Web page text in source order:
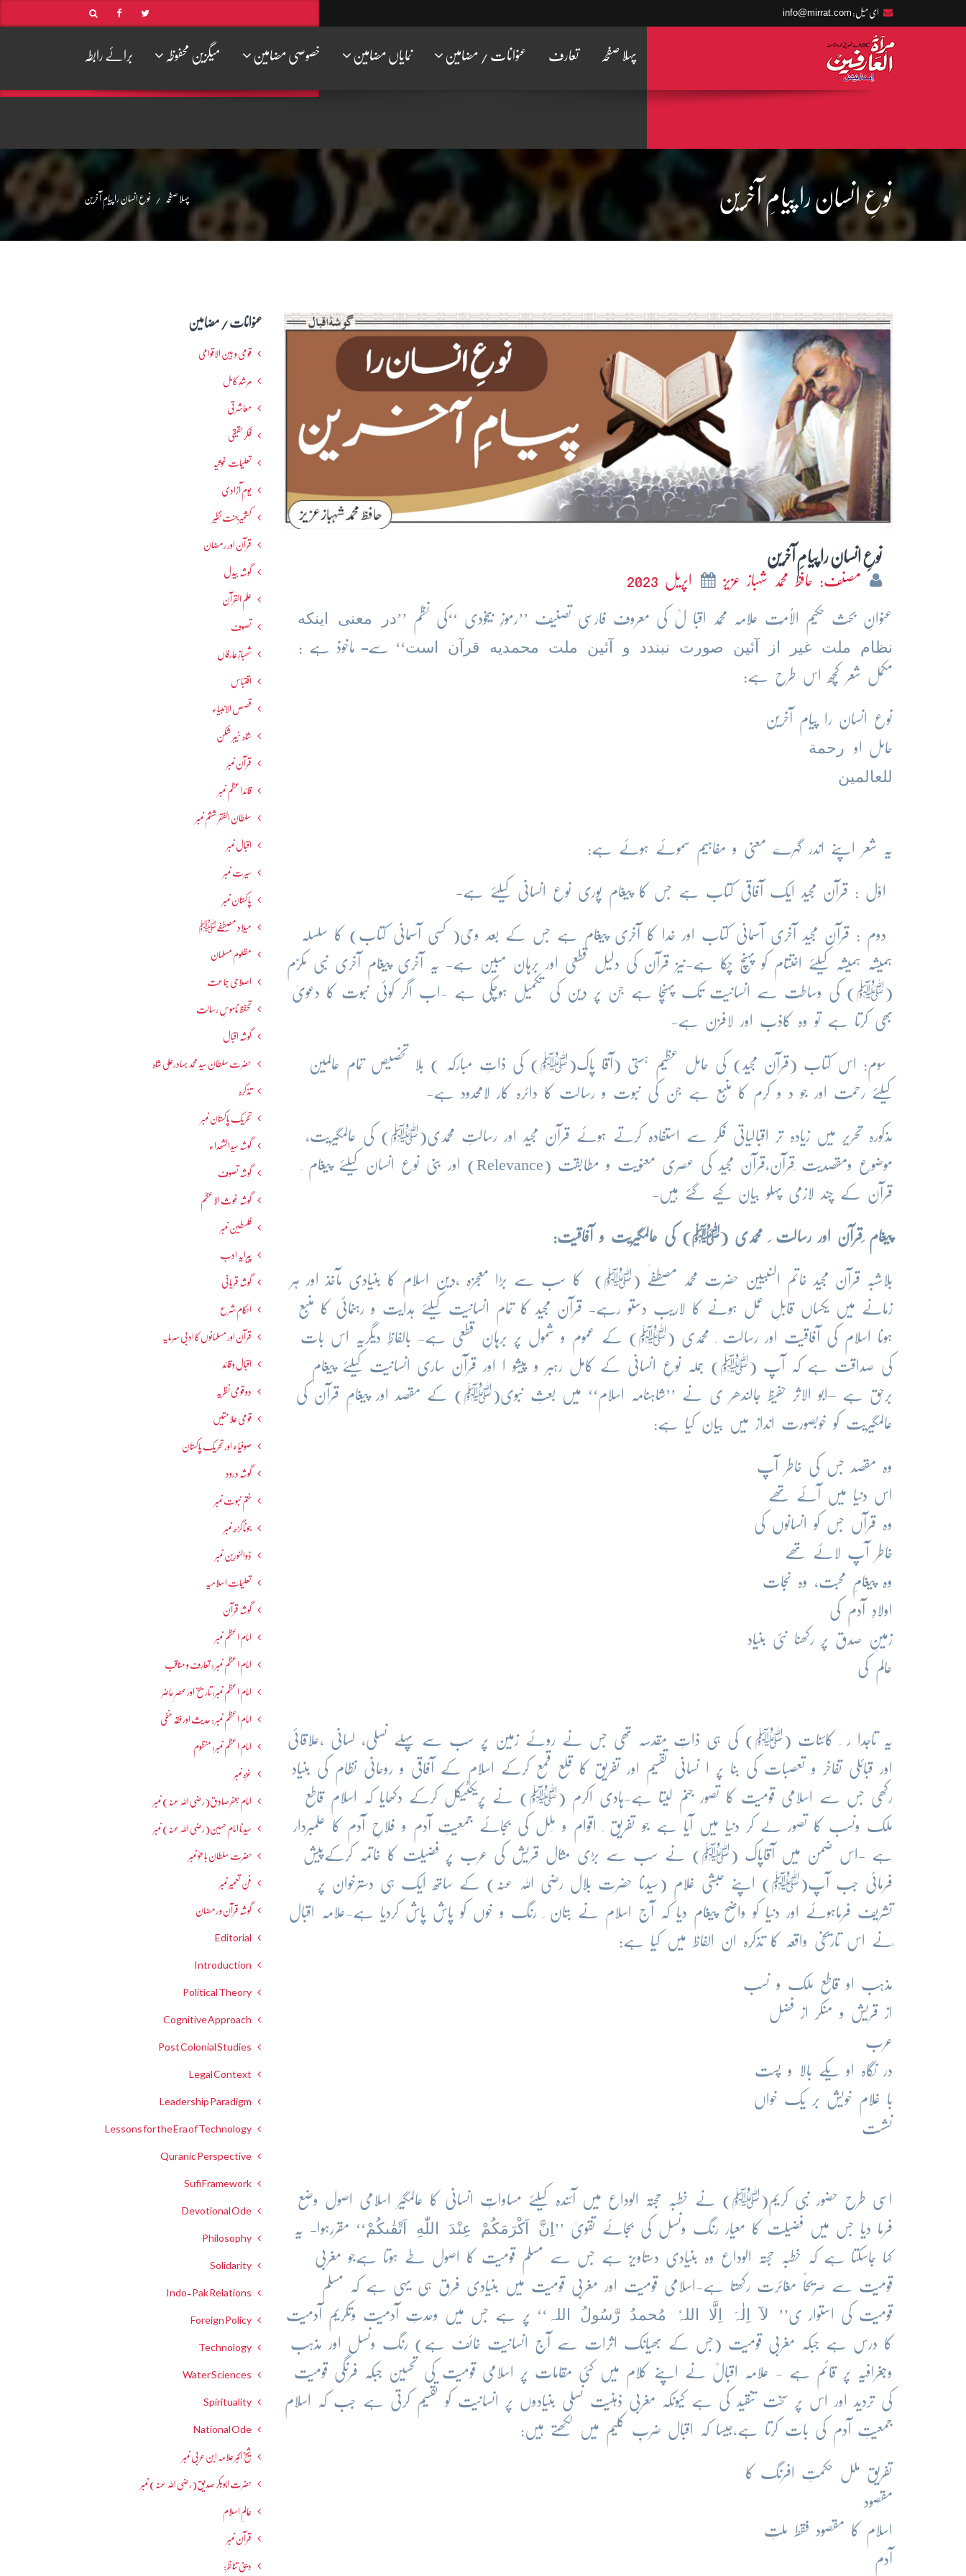
ای میل: info@mirrat.com
پہلا صفحہ تعارف عنوانات / مضامین نمایاں مضامین خصوصی مضامین میگزین محفوظہ برائے رابطہ
نوعِ انسان را پیامِ آخرین پہلا صفحہ نوعِ انسان را پیامِ آخرین
نوعِ انسان را پیامِ آخرین
مصنف: حافظ محمد شہباز عزیز اپریل 2023
عنوانِ بحث حکیم الاُمّت علامہ محمد اقبا لؒ کی معروف فارسی تصنیف ’’رموزِ بیخودی ‘‘کی نظم ’’در معنی اینکه
نظام ملت غیر از آئین صورت نبندد و آئین ملت محمدیه قرآن است‘‘ سے ماخوذ ہے :
مکمل شعر کچھ اس طرح ہے:
نوع انسان را پیام آخرین
حامل او
رحمة
للعالمین
یہ شعر اپنے اندر گہرے معنی و مفاہیم سموئے ہوئے ہے:
اوّل : قرآن مجید ایک آفاقی کتاب ہے جس کا پیغام پوری نوعِ انسانی کیلئے ہے-
دوم : قرآن مجید آخری آسمانی کتاب اور خدا کا آخری پیغام ہے جس کے بعد وحی( کسی آسمانی کتاب) کا سلسلہ
ہمیشہ ہمیشہ کیلئے اختتام کو پہنچ چکا ہے-نیز قرآن کی دلیل قطعی اور برہان مبین ہے- یہ آخری پیغام آخری نبی مکرّم
(ﷺ) کی وساطت سے انسانیت تک پہنچا ہے جن پر دین کی تکمیل ہوچکی ہے -اب اگر کوئی نبوت کا دعویٰ
بھی کرتا ہے تو وہ کاذب اور لافزن ہے-
سوم: اس کتاب (قرآن مجید) کی حامل عظیم ہستی (آقا پاک(ﷺ) کی ذاتِ مبارکہ ) بلا تخصیص تمام عالمین
کیلئے رحمت اور جو د و کرم کا منبع ہے جن کی نبوت و رسالت کا دائرہ کار لامحدود ہے-
مذکورہ تحریر میں زیادہ تر اقبالیاتی فکر سے استفادہ کرتے ہوئے قرآن مجید اور رسالتِ محمدی(ﷺ) کی عالمگیریت،
موضوع ومقصدیت ِقرآن،قرآن مجید کی عصری معنویت و مطابقت (Relevance) اور بنی نوع انسان کیلئے پیغام ِ
قرآن کے چند لازمی پہلو بیان کیے گئے ہیں-
پیغام ِقرآن اور رسالت ِ محمدی (ﷺ) کی عالمگیریت و آفاقیت:
بلاشبہ قرآن مجید خاتم النبیین حضرت محمد مصطفٰے (ﷺ) کا سب سے بڑا معجزہ ،دین اسلام کا بنیادی مآخذ اور ہر
زمانے میں یکساں قابلِ عمل ہونے کا لاریب دستو رہے- قرآن مجید کا تمام انسانیت کیلئے ہدایت و رہنمائی کا منبع
ہونا اسلام کی آفاقیت اور رسالت ِ محمدی (ﷺ) کے عموم و شمول پر برہانِ قطعی ہے- بالفاظِ دیگریہ اس بات
کی صداقت ہے کہ آپ (ﷺ) جملہ نوعِ انسانی کے کامل رہبر و پیشو ا اور قرآن ساری انسانیت کیلئے پیغام
برحق ہے –ابو الاثر حفیظ جالندھر ی نے ’’شاہنامہ اسلام‘‘ میں بعثِ نبوی(ﷺ) کے مقصد اور پیغامِ قرآن کی
عالمگیریت کو خوبصورت انداز میں بیان کیا ہے:
وہ مقصد جس کی خاطر آپ
اس دنیا میں آئے تھے
وہ قرآں جس کو انسانوں کی
خاطر آپ لائے تھے
وہ پیغامِ محبت، وہ نجات
اولادِ آدم کی
زمینِ صدق پر رکھنا نئی بنیاد
عالم کی
یہ تاجدا ر ِ کائنات (ﷺ) کی ہی ذاتِ مقدسہ تھی جس نے روئے زمین پر سب سے پہلے نسلی، لسانی ،علاقائی
اور قبائلی تفاخر و تعصبات کی بنا پر ا نسانی تقسیم اور تفریق کا قلع قمع کرکے اسلام کے آفاقی و روحانی نظام کی بنیاد
رکھی جس سے اسلامی قومیت کا تصور جنم لیتا ہے-ہادی اکرم (ﷺ) نے پریکٹیکل کرکے دکھایا کہ اسلام قاطع
ملک ونسب کا تصور لے کر دنیا میں آیا ہے جو تفریق ِ اقوام و مِلل کی بجائے جمعیتِ آدم و فلاحِ آدم کا علمبردار
ہے -اس ضمن میں آقاپاک (ﷺ) نے سب سے بڑی مثال قریش کی عرب پر فضیلت کا خاتمہ کرکےپیش
فرمائی جب آپ(ﷺ) اپنے حبشی غلام (سیدنا حضرت بلال رضی اللہ عنہ) کے ساتھ ایک ہی دسترخوان پر
تشریف فرماہوئے اور دنیا کو واضح پیغام دیا کہ آج اسلام نے بتان ِ رنگ و خوں کو پاش پاش کردیا ہے-علامہ اقبال
ؒنے اس تاریخی واقعہ کا تذکرہ ان الفاظ میں کیا ہے:
مذہب او قاطع ملک و نسب
از قریش و منکر از فضل
عرب
در نگاہ او یکے بالا و پست
با غلام خویش بر یک خواں
نشست
اسی طرح حضور نبی کریم(ﷺ) نے خطبہ حجتہ الوداع میں آئندہ کیلئے مساواتِ انسانی کا عالمگیر اسلامی اصول وضع
فرما دیا جس میں فضیلت کا معیار رنگ ونسل کی بجائے تقویٰ ’’ اِنَّ اَكْرَمَكُمْ عِنْدَ اللّٰهِ اَتْقٰىكُمْ‘‘ مقررہوا- یہ
کہا جاسکتا ہے کہ خطبہ حجتہ الوداع وہ بنیادی دستاویز ہے جس سے مسلم قومیت کا اصول طے ہوتا ہےجو مغربی
قومیت سے صریحاً مغائرت رکھتا ہے-اسلامی قومیت اور مغربی قومیت میں بنیادی فرق ہی یہی ہے کہ مسلم
قومیت کی استوار ی’’ لآ اِلٰہَ اِلَّا اللہُ مُحمدُ رَّسُولُ اللہ ‘‘ پر ہے جس میں وحدتِ آدمیت وتکریم آدمیت
کا درس ہے جبکہ مغربی قومیت (جس کے بھیانک اثرات سے آج انسانیت خائف ہے) رنگ ونسل اور مذہب
وجغرافیہ پر قائم ہے - علامہ اقبالؒ نے اپنے کلام میں کئی مقامات پر اسلامی قومیت کی تحسین جبکہ فرنگی قومیت
کی تردید اور اس پر سخت تنقید کی ہے کیونکہ مغربی ذہنیت نسلی بنیادوں پر انسانیت کو تقسیم کرتی ہے جب کہ اسلام
جمعیتِ آدم کی بات کرتا ہے،جیسا کہ اقبال ضربِ کلیم میں لکھتے ہیں:
تفریقِ ملل حکمتِ افرنگ کا
مقصود
اسلام کا مقصود فقط ملتِ
آدم
عنوانات / مضامین
قومی و بین الاقوامی
مرشدِ کامل
معاشرتی
فکرحقیقی
تعلیمات غوثیہ
یومِ آزادی
کشمیرجنت نظیر
قرآن اور رمضان
گوشہ بیدل
علم القرآن
تصوف
شھبازِ عارفاں
اقتباس
قصص الانبیاء
شاہ خیبر شکن
قرآن نمبر
قائداعظم نمبر
سلطان الفقر ششم نمبر
اقبال نمبر
سیرت نمبر
پاکستان نمبر
میلاد مصطفےٰﷺ
مظلوم مسلمان
اصلاحی جماعت
تحفظ ناموسِ رسالت
گوشہ اقبال
حضرت سلطان سید محمد بہادرعلی شاہ
تذکرہ
تحریکِ پاکستان نمبر
گوشہ سیدالشھداء
گوشہ تصوف
گوشہ غوث الاعظم
فلسطین نمبر
پیرایہ ادب
گوشہ قربانی
احکامِ شرع
قرآن اور مسلمانوں کا ادبی سرمایہ
اقبال و قائد
دو قومی نظریہ
قومی علامتیں
صوفیاء اور تحریک ِپاکستان
گوشہ درود
ختم نبوت نمبر
جوناگڑھ نمبر
ذوالنورین نمبر
تعلیماتِ اسلامیہ
گوشہ قرآن
امام اعظم نمبر
امام اعظم نمبر : تعارف و مناقب
امام اعظم نمبر: تاریخ اور عصرِ حاضر
امام اعظم نمبر : حدیث اور فقہ حنفی
امام اعظم نمبر: منظوم
غزہ نمبر
امام جعفرصادق(رضی اللہ عنہ) نمبر
سیدنا امام حسین(رضی اللہ عنہ) نمبر
حضرت سلطان باھوؒ نمبر
فنِ تعمیر نمبر
گوشہ قرآن و رمضان
Editorial
Introduction
Political Theory
Cognitive Approach
Post Colonial Studies
Legal Context
Leadership Paradigm
Lessons for the Era of Technology
Quranic Perspective
Sufi Framework
Devotional Ode
Philosophy
Solidarity
Indo-Pak Relations
Foreign Policy
Technology
Water Sciences
Spirituality
National Ode
شیخ اکبر علامہ ابن عربی نمبر
حضرت ابوبکر صدیق(رضی اللہ عنہ) نمبر
عالمِ اسلام
قرآن نمبر
دینی تناظر: